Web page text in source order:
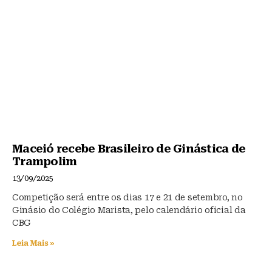
Maceió recebe Brasileiro de Ginástica de
Trampolim
13/09/2025
Competição será entre os dias 17 e 21 de setembro, no
Ginásio do Colégio Marista, pelo calendário oficial da
CBG
Leia Mais »